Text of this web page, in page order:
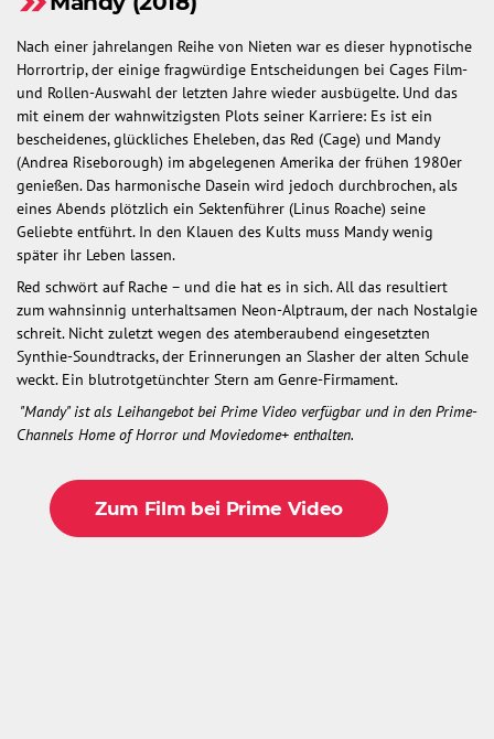
Nach einer jahrelangen Reihe von Nieten war es dieser hypnotische
Horrortrip, der einige fragwürdige Entscheidungen bei Cages Film-
und Rollen-Auswahl der letzten Jahre wieder ausbügelte. Und das
mit einem der wahnwitzigsten Plots seiner Karriere: Es ist ein
bescheidenes, glückliches Eheleben, das Red (Cage) und Mandy
(Andrea Riseborough) im abgelegenen Amerika der frühen 1980er
genießen. Das harmonische Dasein wird jedoch durchbrochen, als
eines Abends plötzlich ein Sektenführer (Linus Roache) seine
Geliebte entführt. In den Klauen des Kults muss Mandy wenig
später ihr Leben lassen.
Red schwört auf Rache – und die hat es in sich. All das resultiert
zum wahnsinnig unterhaltsamen Neon-Alptraum, der nach Nostalgie
schreit. Nicht zuletzt wegen des atemberaubend eingesetzten
Synthie-Soundtracks, der Erinnerungen an Slasher der alten Schule
weckt. Ein blutrotgetünchter Stern am Genre-Firmament.
"Mandy" ist als Leihangebot bei Prime Video verfügbar und in den Prime-
Channels Home of Horror und Moviedome+ enthalten.
Zum Film bei Prime Video